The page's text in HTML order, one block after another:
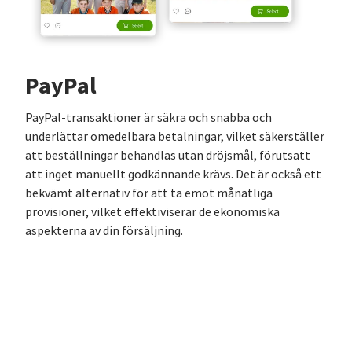
PayPal
PayPal-transaktioner är säkra och snabba och
underlättar omedelbara betalningar, vilket säkerställer
att beställningar behandlas utan dröjsmål, förutsatt
att inget manuellt godkännande krävs. Det är också ett
bekvämt alternativ för att ta emot månatliga
provisioner, vilket effektiviserar de ekonomiska
aspekterna av din försäljning.